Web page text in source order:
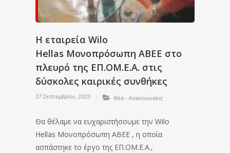
Η εταιρεία Wilo
Hellas Μονοπρόσωπη ABEE στο
πλευρό της ΕΠ.ΟΜ.Ε.Α. στις
δύσκολες καιρικές συνθήκες
27 Σεπτεμβρίου, 2023 Νέα - Ανακοινώσεις
Θα θέλαμε να ευχαριστήσουμε την Wilo
Hellas Μονοπρόσωπη ABEE , η οποία
ασπάστηκε το έργο της ΕΠ.ΟΜ.Ε.Α.,